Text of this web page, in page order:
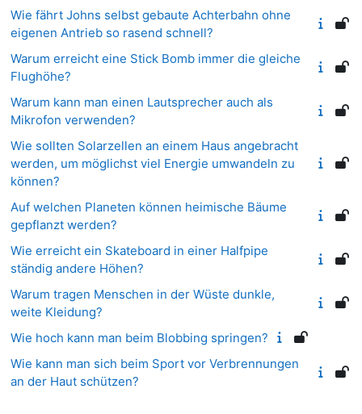
Wie fährt Johns selbst gebaute Achterbahn ohne
eigenen Antrieb so rasend schnell?
Warum erreicht eine Stick Bomb immer die gleiche
Flughöhe?
Warum kann man einen Lautsprecher auch als
Mikrofon verwenden?
Wie sollten Solarzellen an einem Haus angebracht
werden, um möglichst viel Energie umwandeln zu
können?
Auf welchen Planeten können heimische Bäume
gepflanzt werden?
Wie erreicht ein Skateboard in einer Halfpipe
ständig andere Höhen?
Warum tragen Menschen in der Wüste dunkle,
weite Kleidung?
Wie hoch kann man beim Blobbing springen?
Wie kann man sich beim Sport vor Verbrennungen
an der Haut schützen?